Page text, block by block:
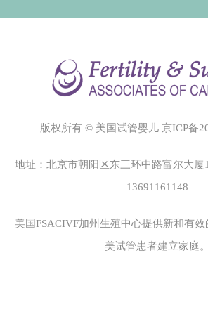
版权所有 © 美国试管婴儿 京ICP备
地址：北京市朝阳区东三环中路富尔大
13691161148
美国FSACIVF加州生殖中心提供新和有效
美试管患者建立家庭。